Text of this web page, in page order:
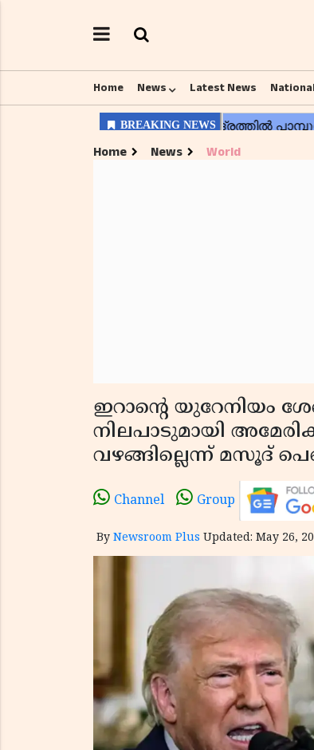
Home News Latest News
Home News World
ഇറാന്റെ യുറേനിയം
നിലപാടുമായി
വഴങ്ങില്ലെന്ന് മസൂദ്
Channel Group
By Newsroom Plus Updated: May 26,